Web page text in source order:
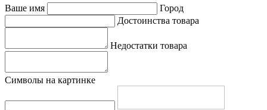
Ваше имя
Город
Достоинства товара
Недостатки товара
Символы на картинке